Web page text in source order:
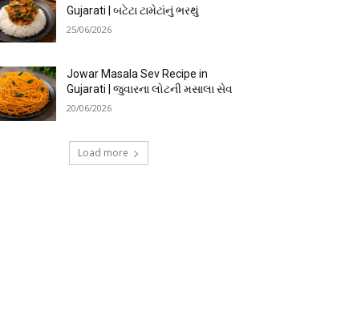
Gujarati | બટેટા ટામેટાંનું ભરથું
25/06/2026
Jowar Masala Sev Recipe in
Gujarati | જુવારના લોટની મસાલા સેવ
20/06/2026
Load more